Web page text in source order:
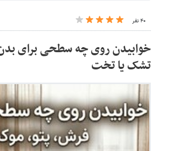
۴۰ نفر
خوابیدن روی چه سطحی برای
تشک یا تخت